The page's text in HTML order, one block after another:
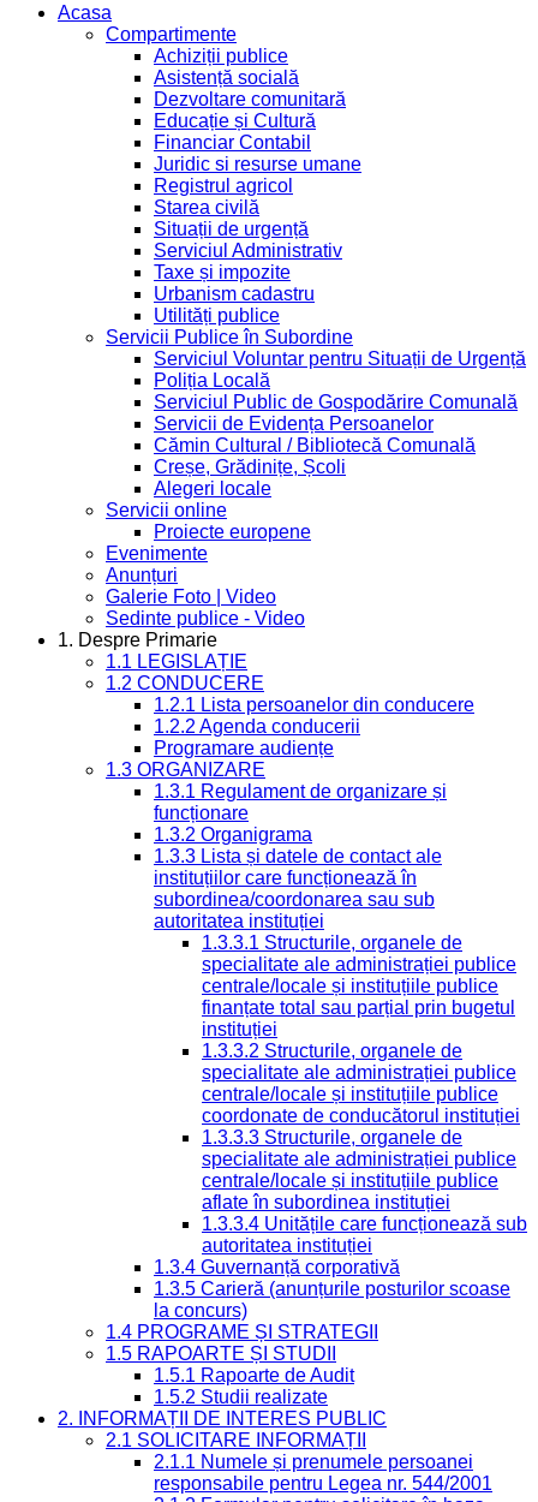
Acasa
Compartimente
Achiziții publice
Asistență socială
Dezvoltare comunitară
Educație și Cultură
Financiar Contabil
Juridic si resurse umane
Registrul agricol
Starea civilă
Situații de urgență
Serviciul Administrativ
Taxe și impozite
Urbanism cadastru
Utilități publice
Servicii Publice în Subordine
Serviciul Voluntar pentru Situații de Urgență
Poliția Locală
Serviciul Public de Gospodărire Comunală
Servicii de Evidența Persoanelor
Cămin Cultural / Bibliotecă Comunală
Creșe, Grădinițe, Școli
Alegeri locale
Servicii online
Proiecte europene
Evenimente
Anunțuri
Galerie Foto | Video
Sedinte publice - Video
1. Despre Primarie
1.1 LEGISLAȚIE
1.2 CONDUCERE
1.2.1 Lista persoanelor din conducere
1.2.2 Agenda conducerii
Programare audiențe
1.3 ORGANIZARE
1.3.1 Regulament de organizare și
funcționare
1.3.2 Organigrama
1.3.3 Lista și datele de contact ale
instituțiilor care funcționează în
subordinea/coordonarea sau sub
autoritatea instituției
1.3.3.1 Structurile, organele de
specialitate ale administrației publice
centrale/locale și instituțiile publice
finanțate total sau parțial prin bugetul
instituției
1.3.3.2 Structurile, organele de
specialitate ale administrației publice
centrale/locale și instituțiile publice
coordonate de conducătorul instituției
1.3.3.3 Structurile, organele de
specialitate ale administrației publice
centrale/locale și instituțiile publice
aflate în subordinea instituției
1.3.3.4 Unitățile care funcționează sub
autoritatea instituției
1.3.4 Guvernanță corporativă
1.3.5 Carieră (anunțurile posturilor scoase
la concurs)
1.4 PROGRAME ȘI STRATEGII
1.5 RAPOARTE ȘI STUDII
1.5.1 Rapoarte de Audit
1.5.2 Studii realizate
2. INFORMAȚII DE INTERES PUBLIC
2.1 SOLICITARE INFORMAȚII
2.1.1 Numele și prenumele persoanei
responsabile pentru Legea nr. 544/2001